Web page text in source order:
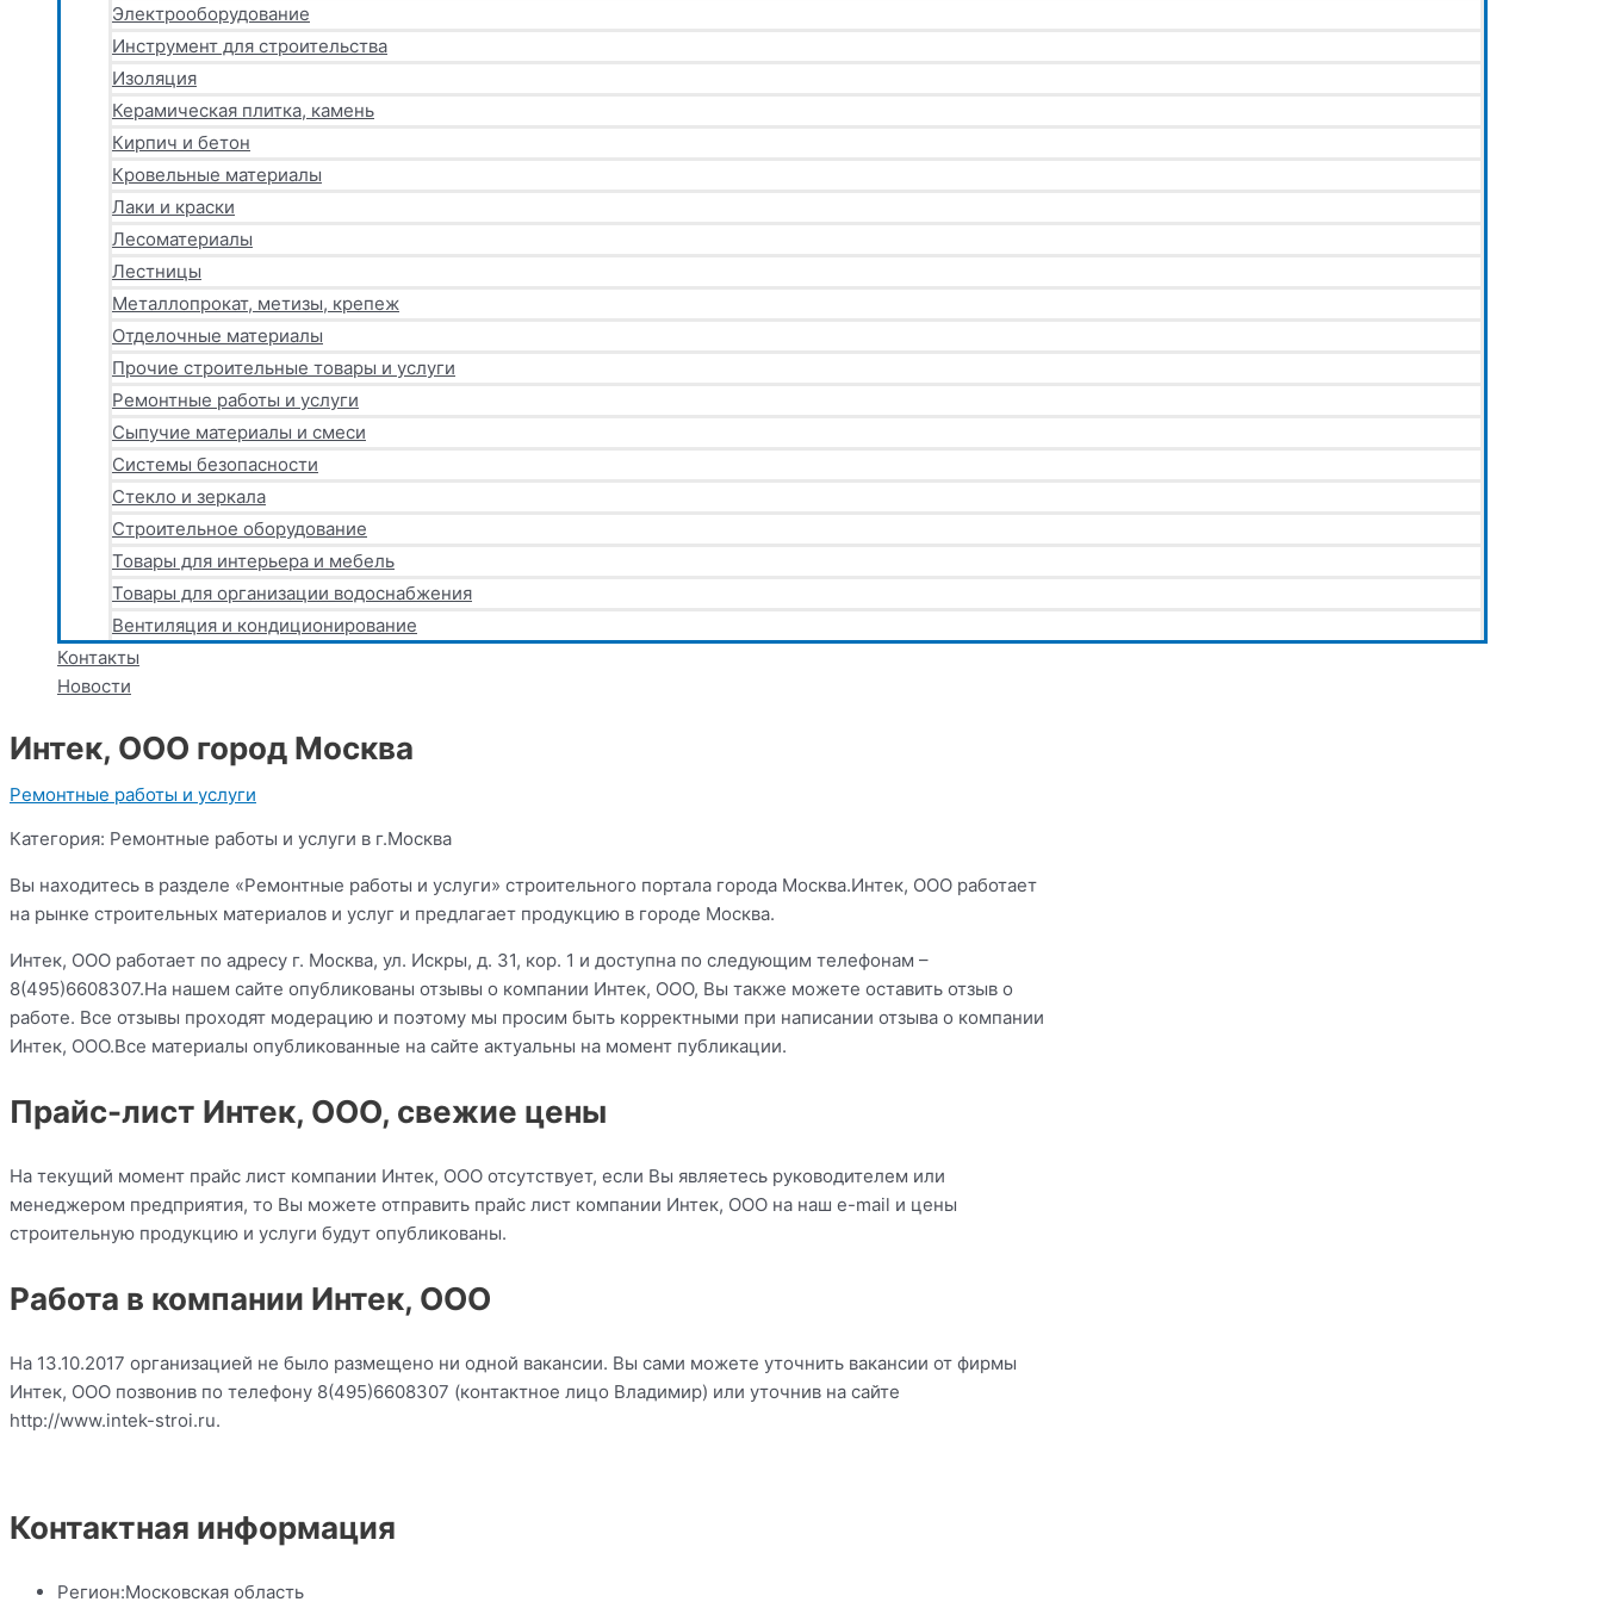
Электрооборудование
Инструмент для строительства
Изоляция
Керамическая плитка, камень
Кирпич и бетон
Кровельные материалы
Лаки и краски
Лесоматериалы
Лестницы
Металлопрокат, метизы, крепеж
Отделочные материалы
Прочие строительные товары и услуги
Ремонтные работы и услуги
Сыпучие материалы и смеси
Системы безопасности
Стекло и зеркала
Строительное оборудование
Товары для интерьера и мебель
Товары для организации водоснабжения
Вентиляция и кондиционирование
Контакты
Новости
Интек, ООО город Москва
Ремонтные работы и услуги
Категория: Ремонтные работы и услуги в г.Москва
Вы находитесь в разделе «Ремонтные работы и услуги» строительного портала города Москва.Интек, ООО работает
на рынке строительных материалов и услуг и предлагает продукцию в городе Москва.
Интек, ООО работает по адресу г. Москва, ул. Искры, д. 31, кор. 1 и доступна по следующим телефонам –
8(495)6608307.На нашем сайте опубликованы отзывы о компании Интек, ООО, Вы также можете оставить отзыв о
работе. Все отзывы проходят модерацию и поэтому мы просим быть корректными при написании отзыва о компании
Интек, ООО.Все материалы опубликованные на сайте актуальны на момент публикации.
Прайс-лист Интек, ООО, свежие цены
На текущий момент прайс лист компании Интек, ООО отсутствует, если Вы являетесь руководителем или
менеджером предприятия, то Вы можете отправить прайс лист компании Интек, ООО на наш e-mail и цены
строительную продукцию и услуги будут опубликованы.
Работа в компании Интек, ООО
На 13.10.2017 организацией не было размещено ни одной вакансии. Вы сами можете уточнить вакансии от фирмы
Интек, ООО позвонив по телефону 8(495)6608307 (контактное лицо Владимир) или уточнив на сайте
http://www.intek-stroi.ru.
Контактная информация
Регион:Московская область